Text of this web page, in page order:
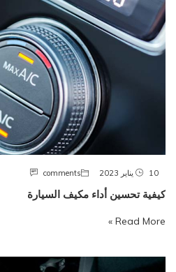
10 يناير 2023 comments
كيفية تحسين أداء مكيف السيارة
Read More »